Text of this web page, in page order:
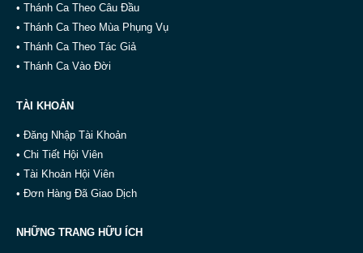
• Thánh Ca Theo Câu Đầu
• Thánh Ca Theo Mùa Phụng Vụ
• Thánh Ca Theo Tác Giả
• Thánh Ca Vào Đời
TÀI KHOẢN
• Đăng Nhập Tài Khoản
• Chi Tiết Hội Viên
• Tài Khoản Hội Viên
• Đơn Hàng Đã Giao Dịch
NHỮNG TRANG HỮU ÍCH